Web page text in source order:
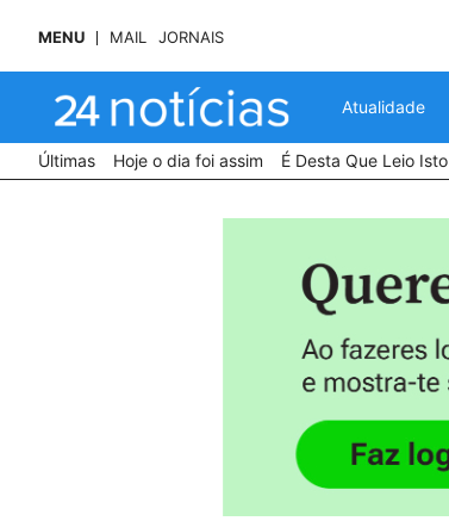
MENU MAIL JORNAIS
Atualidade
Últimas Hoje o dia foi assim É Desta Que Leio Isto